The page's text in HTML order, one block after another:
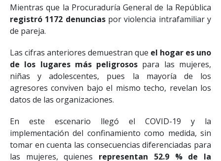
Mientras que la Procuraduría General de la República
registró 1172 denuncias por violencia intrafamiliar y
de pareja.
Las cifras anteriores demuestran que el hogar es uno
de los lugares más peligrosos para las mujeres,
niñas y adolescentes, pues la mayoría de los
agresores conviven bajo el mismo techo, revelan los
datos de las organizaciones.
En este escenario llegó el COVID-19 y la
implementación del confinamiento como medida, sin
tomar en cuenta las consecuencias diferenciadas para